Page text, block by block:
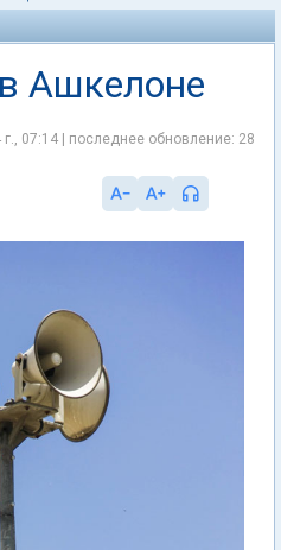
Ашкелоне
07:14 | последнее обновление: 28